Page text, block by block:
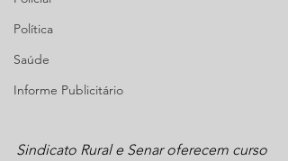
Política
Saúde
Informe Publicitário
Sindicato Rural e Senar oferecem curso